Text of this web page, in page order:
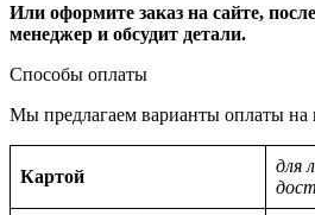
Или оформите заказ на сайте,
менеджер и обсудит детали.
Способы оплаты
Мы предлагаем варианты оплаты на
Картой
для